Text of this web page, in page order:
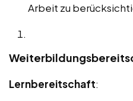
Arbeit zu
Lernbereitschaft: